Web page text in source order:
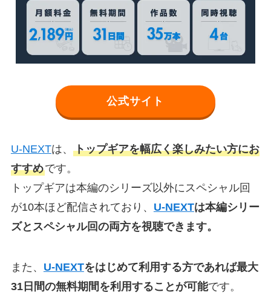
公式サイト
U-NEXTは、 トップギアを幅広く楽しみたい方にお
すすめです。
トップギアは本編のシリーズ以外にスペシャル回
が10本ほど配信されており、 U-NEXTは本編シリー
ズとスペシャル回の両方を視聴できます。
また、 U-NEXTをはじめて利用する方であれば最大
31日間の無料期間を利用することが可能です。